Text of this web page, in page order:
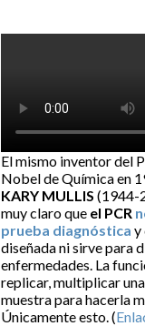
El mismo inventor del
Nobel de Química en
KARY MULLIS (1944-
muy claro que el PCR
prueba diagnóstica y
diseñada ni sirve para
enfermedades. La
replicar, multiplicar
muestra para hacerla
Únicamente esto. (